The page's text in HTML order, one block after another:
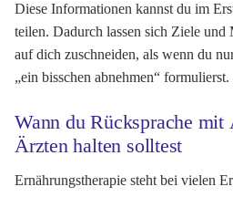
Diese Informationen kannst du im
teilen. Dadurch lassen sich Ziele und
auf dich zuschneiden, als wenn du
„ein bisschen abnehmen“ formulierst.
Wann du Rücksprache mit
Ärzten halten solltest
Ernährungstherapie steht bei vielen